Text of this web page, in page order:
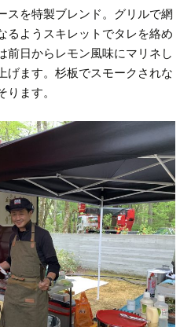
を特製ブレンド。 グリルで網
るようスキレットでタレを絡め
前日からレモン風味にマリネし
げます。杉板でスモークされな
ます。